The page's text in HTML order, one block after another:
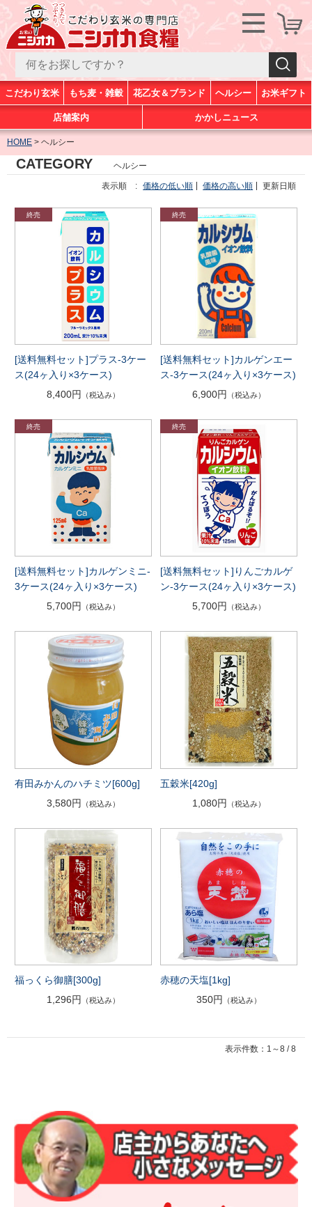
こだわり玄米 もち麦・雑穀 花乙女＆ブランド ヘルシー お米ギフト
店舗案内 かかしニュース
HOME ヘルシー
CATEGORY ヘルシー
表示順 : 価格の低い順 価格の高い順 更新日順
[送料無料セット]プラス-3ケー
ス(24ヶ入り×3ケース)
8,400円
（税込み）
[送料無料セット]カルゲンエー
ス-3ケース(24ヶ入り×3ケース)
6,900円
（税込み）
[送料無料セット]カルゲンミニ-
3ケース(24ヶ入り×3ケース)
5,700円
（税込み）
[送料無料セット]りんごカルゲ
ン-3ケース(24ヶ入り×3ケース)
5,700円
（税込み）
有田みかんのハチミツ[600g]
3,580円 （税込み）
五穀米[420g]
1,080円
（税込み）
福っくら御膳[300g]
1,296円
（税込み）
赤穂の天塩[1kg]
350円
（税込み）
表示件数：1～8 / 8